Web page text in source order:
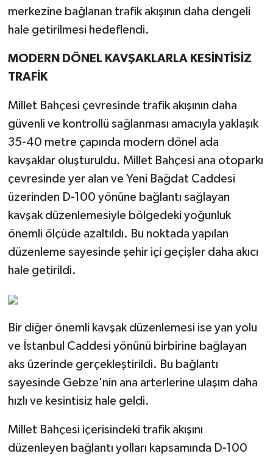
merkezine bağlanan trafik akışının daha dengeli
hale getirilmesi hedeflendi.
MODERN DÖNEL KAVŞAKLARLA KESİNTİSİZ
TRAFİK
Millet Bahçesi çevresinde trafik akışının daha
güvenli ve kontrollü sağlanması amacıyla yaklaşık
35-40 metre çapında modern dönel ada
kavşaklar oluşturuldu. Millet Bahçesi ana otoparkı
çevresinde yer alan ve Yeni Bağdat Caddesi
üzerinden D-100 yönüne bağlantı sağlayan
kavşak düzenlemesiyle bölgedeki yoğunluk
önemli ölçüde azaltıldı. Bu noktada yapılan
düzenleme sayesinde şehir içi geçişler daha akıcı
hale getirildi.
Bir diğer önemli kavşak düzenlemesi ise yan yolu
ve İstanbul Caddesi yönünü birbirine bağlayan
aks üzerinde gerçekleştirildi. Bu bağlantı
sayesinde Gebze'nin ana arterlerine ulaşım daha
hızlı ve kesintisiz hale geldi.
Millet Bahçesi içerisindeki trafik akışını
düzenleyen bağlantı yolları kapsamında D-100